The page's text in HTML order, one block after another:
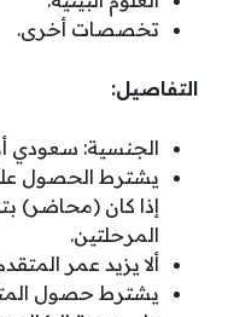
تخصصات أخرى.
التفاصيل:
الجنسية: سعودي
يشترط الحصول
إذا كان (محاضر)
المرحلتين.
ألا يزيد عمر
يشترط حصول